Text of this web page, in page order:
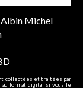
Albin Michel
collectées et traitées par
format digital si vous le